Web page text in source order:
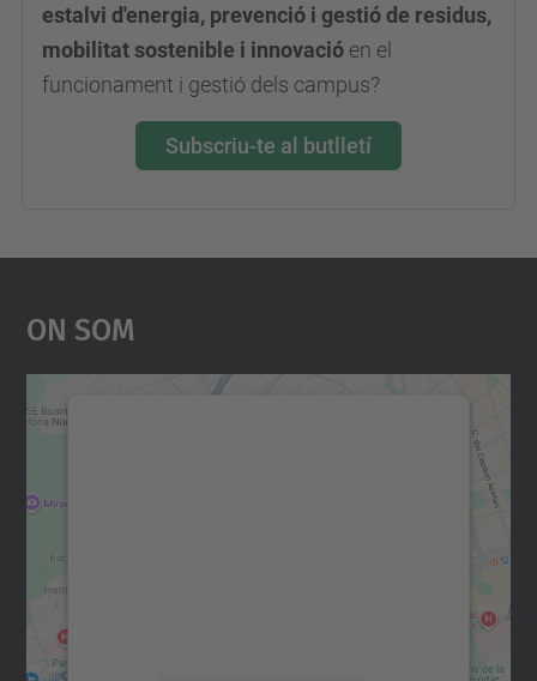
estalvi d'energia, prevenció i gestió de residus,
mobilitat sostenible i innovació en el
funcionament i gestió dels campus?
Subscriu-te al butlletí
On Som